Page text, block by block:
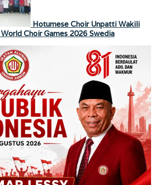
Hotumese Choir Unpatti Wakili
Choir Games 2026 Swedia